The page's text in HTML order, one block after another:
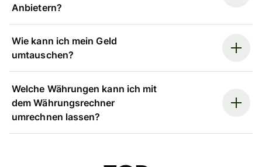
Anbietern?
Wie kann ich mein Geld
umtauschen?
Welche Währungen kann ich mit
dem Währungsrechner
umrechnen lassen?